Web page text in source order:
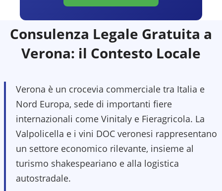
Consulenza Legale Gratuita a
Verona: il Contesto Locale
Verona è un crocevia commerciale tra Italia e
Nord Europa, sede di importanti fiere
internazionali come Vinitaly e Fieragricola. La
Valpolicella e i vini DOC veronesi rappresentano
un settore economico rilevante, insieme al
turismo shakespeariano e alla logistica
autostradale.